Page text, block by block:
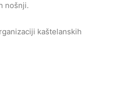
nošnji.
kaštelanskih